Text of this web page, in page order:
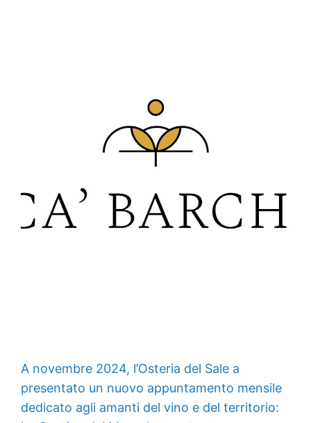
A novembre 2024, l’Osteria del Sale a
presentato un nuovo appuntamento mensile
dedicato agli amanti del vino e del territorio: